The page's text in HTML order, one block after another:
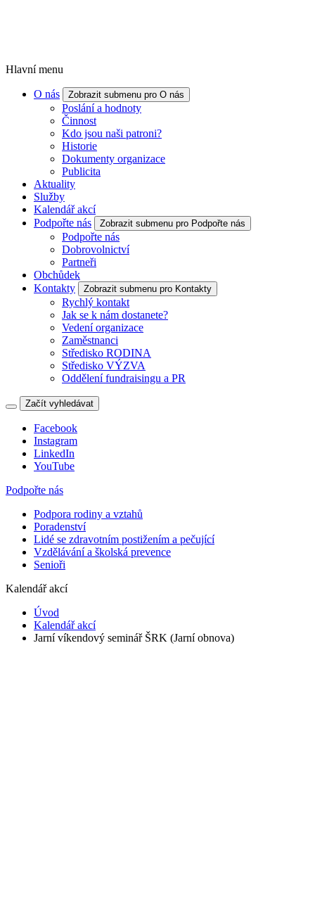
Hlavní menu
O nás Zobrazit submenu pro O nás
Poslání a hodnoty
Činnost
Kdo jsou naši patroni?
Historie
Dokumenty organizace
Publicita
Aktuality
Služby
Kalendář akcí
Podpořte nás
Zobrazit submenu pro Podpořte nás
Podpořte nás
Dobrovolnictví
Partneři
Obchůdek
Kontakty
Zobrazit submenu pro Kontakty
Rychlý kontakt
Jak se k nám dostanete?
Vedení organizace
Zaměstnanci
Středisko RODINA
Středisko VÝZVA
Oddělení fundraisingu a PR
Začít vyhledávat
Facebook
Instagram
LinkedIn
YouTube
Podpořte nás
Podpora rodiny a vztahů
Poradenství
Lidé se zdravotním postižením a pečující
Vzdělávání a školská prevence
Senioři
Kalendář akcí
Úvod
Kalendář akcí
Jarní víkendový seminář ŠRK (Jarní obnova)